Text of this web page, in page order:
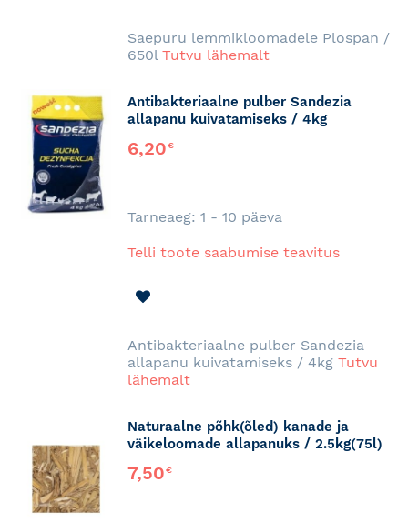
Saepuru lemmikloomadele Plospan /
650l Tutvu lähemalt
Antibakteriaalne pulber Sandezia
allapanu kuivatamiseks / 4kg
6,20€
Tarneaeg: 1 - 10 päeva
Telli toote saabumise teavitus
Antibakteriaalne pulber Sandezia
allapanu kuivatamiseks / 4kg Tutvu
lähemalt
Naturaalne põhk(õled) kanade ja
väikeloomade allapanuks / 2.5kg(75l)
7,50€